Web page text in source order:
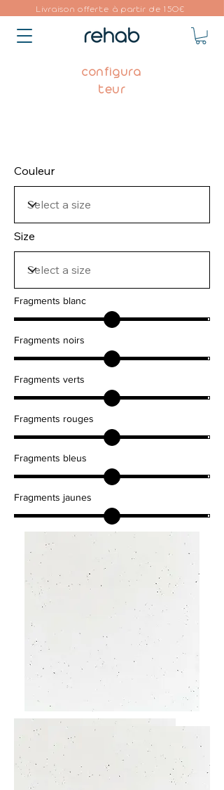
Livraison offerte à partir de 150€
configura
teur
Couleur
Size
Fragments blanc
Fragments noirs
Fragments verts
Fragments rouges
Fragments bleus
Fragments jaunes